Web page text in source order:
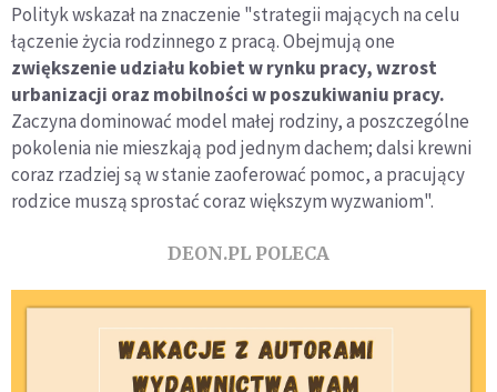
Polityk wskazał na znaczenie "strategii mających na celu
łączenie życia rodzinnego z pracą. Obejmują one
zwiększenie udziału kobiet w rynku pracy, wzrost
urbanizacji oraz mobilności w poszukiwaniu pracy.
Zaczyna dominować model małej rodziny, a poszczególne
pokolenia nie mieszkają pod jednym dachem; dalsi krewni
coraz rzadziej są w stanie zaoferować pomoc, a pracujący
rodzice muszą sprostać coraz większym wyzwaniom".
DEON.PL POLECA